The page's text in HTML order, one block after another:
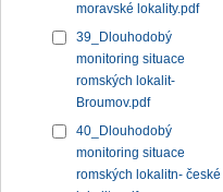
moravské lokality.pdf
39_Dlouhodobý
monitoring situace
romských lokalit-
Broumov.pdf
40_Dlouhodobý
monitoring situace
romských lokalitn- české